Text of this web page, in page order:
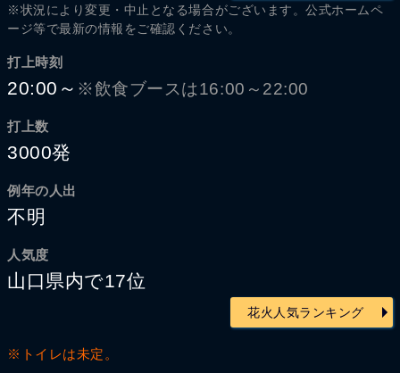
※状況により変更・中止となる場合がございます。公式ホームペ
ージ等で最新の情報をご確認ください。
打上時刻
20:00～ ※飲食ブースは16:00～22:00
打上数
3000発
例年の人出
不明
人気度
山口県内で17位
花火人気ランキング
※トイレは未定。